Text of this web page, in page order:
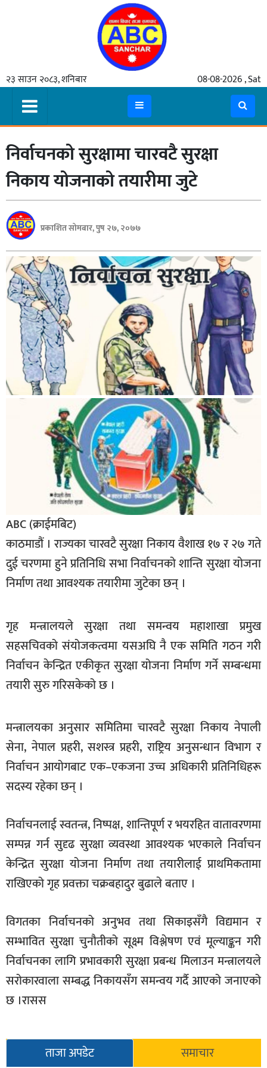
२३ साउन २०८३, शनिबार 08-08-2026 , Sat
समाचार
मुख्य
समाचार
कुटनीती
अर्थ
रसरङ्ग
यौन/
स्वास्थ्य
भिडियो
बिशेष
भिडियो
पत्रपत्रिका
खेलकुद
बिश्व
जीवनशैली
साहित्य
सूचना-
प्रवधि
निर्वाचनको सुरक्षामा चारवटै सुरक्षा
निकाय योजनाको तयारीमा जुटे
प्रकाशित सोमबार, पुष २७, २०७७
ABC (क्राईमबिट)
काठमाडौं । राज्यका चारवटै सुरक्षा निकाय वैशाख १७ र २७ गते
दुई चरणमा हुने प्रतिनिधि सभा निर्वाचनको शान्ति सुरक्षा योजना
निर्माण तथा आवश्यक तयारीमा जुटेका छन् ।
गृह मन्त्रालयले सुरक्षा तथा समन्वय महाशाखा प्रमुख
सहसचिवको संयोजकत्वमा यसअघि नै एक समिति गठन गरी
निर्वाचन केन्द्रित एकीकृत सुरक्षा योजना निर्माण गर्ने सम्बन्धमा
तयारी सुरु गरिसकेको छ ।
मन्त्रालयका अनुसार समितिमा चारवटै सुरक्षा निकाय नेपाली
सेना, नेपाल प्रहरी, सशस्त्र प्रहरी, राष्ट्रिय अनुसन्धान विभाग र
निर्वाचन आयोगबाट एक–एकजना उच्च अधिकारी प्रतिनिधिहरू
सदस्य रहेका छन् ।
निर्वाचनलाई स्वतन्त्र, निष्पक्ष, शान्तिपूर्ण र भयरहित वातावरणमा
सम्पन्न गर्न सुदृढ सुरक्षा व्यवस्था आवश्यक भएकाले निर्वाचन
केन्द्रित सुरक्षा योजना निर्माण तथा तयारीलाई प्राथमिकतामा
राखिएको गृह प्रवक्ता चक्रबहादुर बुढाले बताए ।
विगतका निर्वाचनको अनुभव तथा सिकाइसँगै विद्यमान र
सम्भावित सुरक्षा चुनौतीको सूक्ष्म विश्लेषण एवं मूल्याङ्कन गरी
निर्वाचनका लागि प्रभावकारी सुरक्षा प्रबन्ध मिलाउन मन्त्रालयले
सरोकारवाला सम्बद्ध निकायसँग समन्वय गर्दै आएको जनाएको
छ ।रासस
ताजा अपडेट समाचार